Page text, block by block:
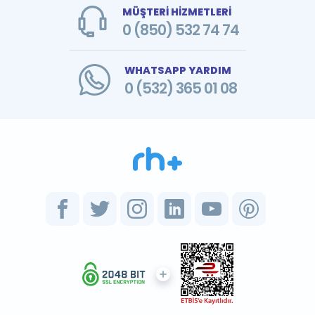
MÜŞTERİ HİZMETLERİ
0 (850) 532 74 74
WHATSAPP YARDIM
0 (532) 365 01 08